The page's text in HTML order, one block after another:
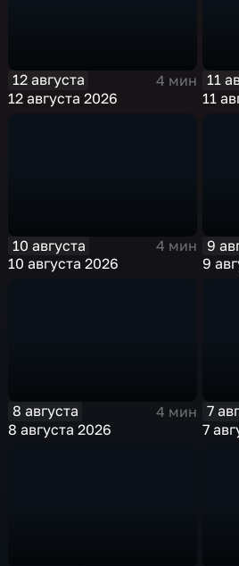
12 августа
4 мин
12 августа 2026
11
11
10 августа
4 мин
10 августа 2026
9
9
8 августа
4 мин
8 августа 2026
7
7